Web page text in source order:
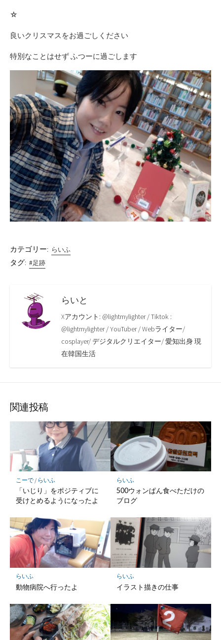
☆
良いクリスマスをお過ごしください
特別なことはせず ふつーに過ごします
カテゴリー: らいふ
タグ: #足跡
らいと
Xアカウント: @lightmylighter / Tiktok :
@lightmylighter / YouTuber / Webライター/
cosplayer/ デジタルクリエイター/ 愛知出身 現
在韓国生活
関連投稿
こーで/ らいふ
「いじり」をポジティブに
受けとめるようになったよ
らいふ
500ウォンぱん食べただけの
ブログ
らいふ
動物病院へ行ったよ
らいふ
イラスト描きの仕事